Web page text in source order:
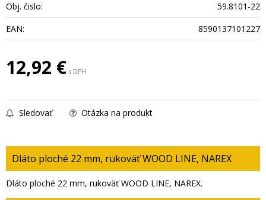
Obj. čislo:
59.8101-22
EAN:
8590137101227
12,92 € s DPH
Sledovať Otázka na produkt
Dláto ploché 22 mm, rukoväť WOOD LINE, NAREX
Dláto ploché 22 mm, rukoväť WOOD LINE, NAREX.